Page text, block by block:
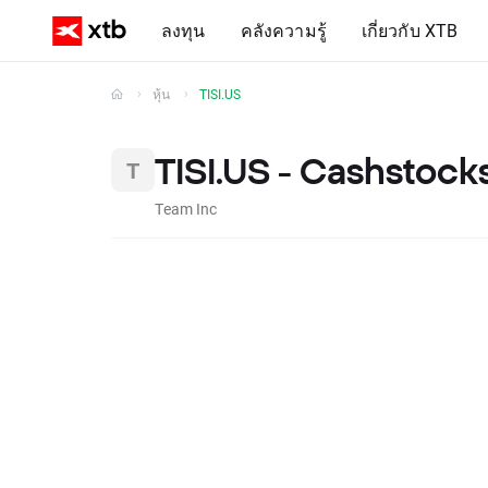
ลงทุน คลังความรู้ เกี่ยวกับ XTB
หุ้น TISI.US
TISI.US -
Team Inc